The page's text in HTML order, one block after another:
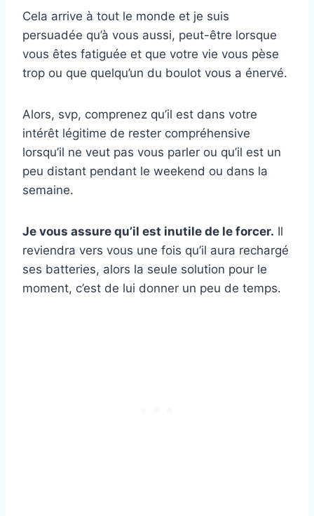
Cela arrive à tout le monde et je suis
persuadée qu’à vous aussi, peut-être lorsque
vous êtes fatiguée et que votre vie vous pèse
trop ou que quelqu’un du boulot vous a énervé.
Alors, svp, comprenez qu’il est dans votre
intérêt légitime de rester compréhensive
lorsqu’il ne veut pas vous parler ou qu’il est un
peu distant pendant le weekend ou dans la
semaine.
Je vous assure qu’il est inutile de le forcer. Il
reviendra vers vous une fois qu’il aura rechargé
ses batteries, alors la seule solution pour le
moment, c’est de lui donner un peu de temps.